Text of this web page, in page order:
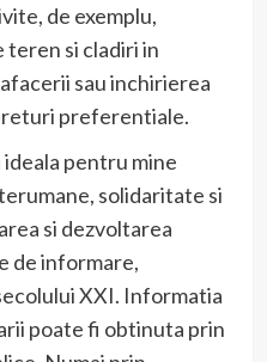
de exemplu,
teren si cladiri in
sau inchirierea
preferentiale.
pentru mine
solidaritate si
si dezvoltarea
de informare,
XXI. Informatia
poate fi obtinuta prin